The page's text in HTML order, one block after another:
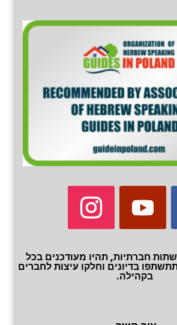
חברתיות, תהיו מעודכנים בכל
בדיונים וחלקו עיצות לחברים
בקהילה.